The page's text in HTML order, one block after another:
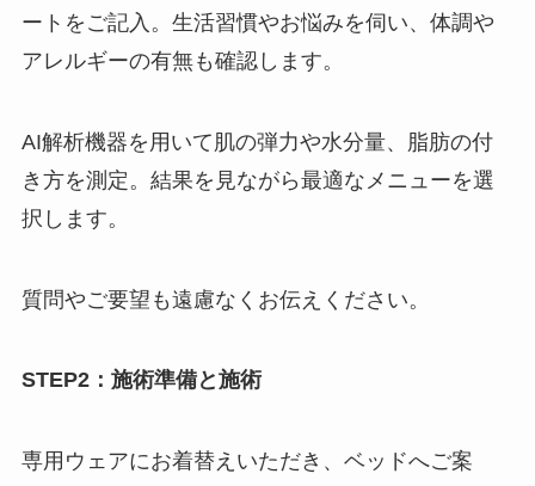
ートをご記入。生活習慣やお悩みを伺い、体調や
アレルギーの有無も確認します。
AI解析機器を用いて肌の弾力や水分量、脂肪の付
き方を測定。結果を見ながら最適なメニューを選
択します。
質問やご要望も遠慮なくお伝えください。
STEP2：施術準備と施術
専用ウェアにお着替えいただき、ベッドへご案